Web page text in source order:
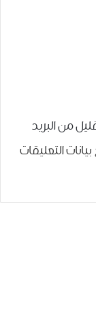
من البريد
التعليقات